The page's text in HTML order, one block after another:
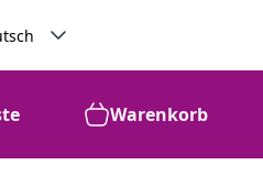
Warenkorb